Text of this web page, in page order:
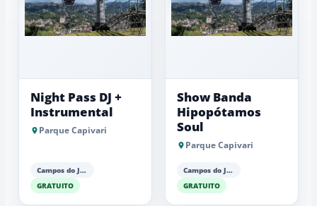
Night Pass DJ +
Instrumental
Parque Capivari
Campos do Jordão
GRATUITO
Show Banda
Hipopótamos
Soul
Parque Capivari
Campos do Jordão
GRATUITO